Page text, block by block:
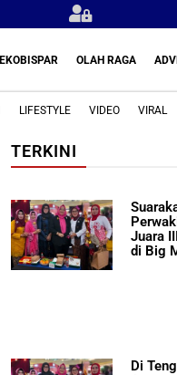
EKOBISPAR OLAH RAGA
LIFESTYLE VIDEO VIRAL
TERKINI
Juara
di Big
Di